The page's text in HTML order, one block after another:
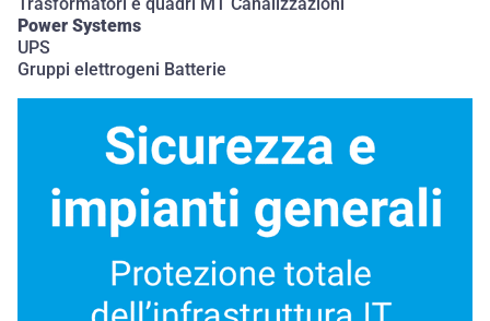
Power Systems
UPS
Gruppi elettrogeni Batterie